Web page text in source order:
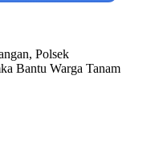
Polsek
Bantu Warga Tanam